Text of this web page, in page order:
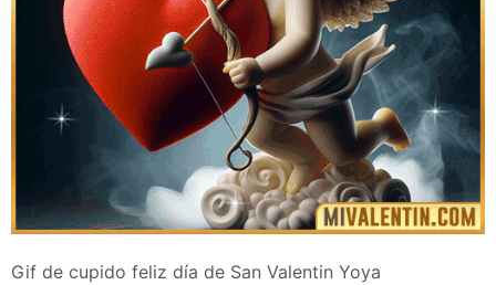
Gif de cupido feliz día de San Valentin Yoya